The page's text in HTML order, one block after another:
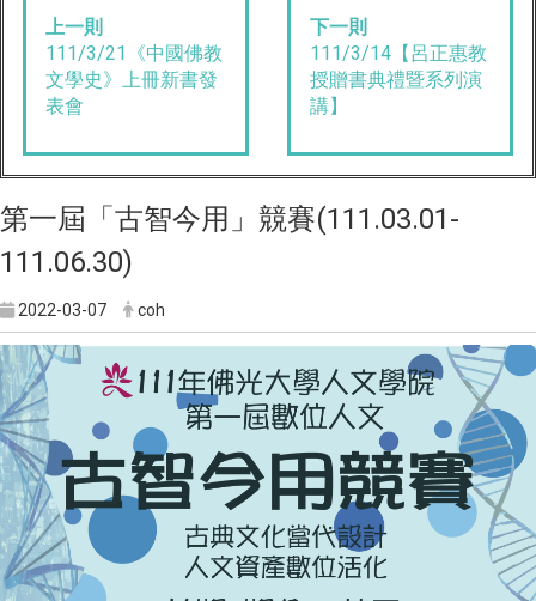
上一則
111/3/21《中國佛教
文學史》上冊新書發
表會
下一則
111/3/14【呂正惠教
授贈書典禮暨系列演
講】
第一屆「古智今用」競賽(111.03.01-
111.06.30)
2022-03-07 coh